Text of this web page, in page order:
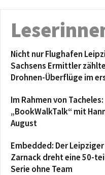
Nicht nur Flughafen
Sachsens Ermittler
Drohnen-Überflüge im
Im Rahmen von Tacheles:
„BookWalkTalk“ mit
August
Embedded: Der
Zarnack dreht eine 50-
Serie ohne Team